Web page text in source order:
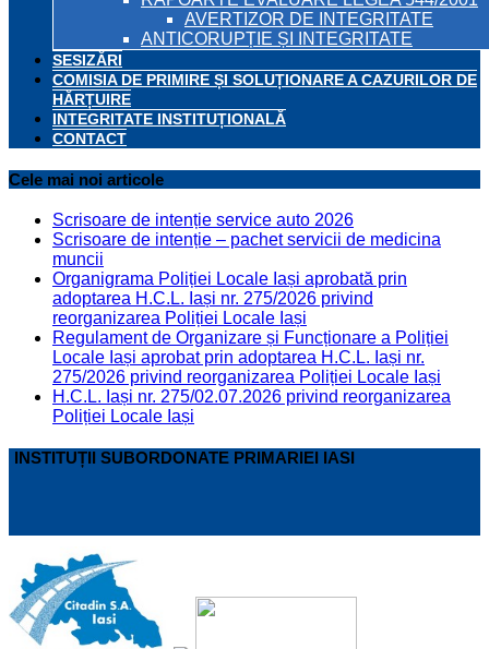
AVERTIZOR DE INTEGRITATE
ANTICORUPȚIE ȘI INTEGRITATE
SESIZĂRI
COMISIA DE PRIMIRE ȘI SOLUȚIONARE A CAZURILOR DE
HĂRȚUIRE
INTEGRITATE INSTITUȚIONALĂ
CONTACT
Cele mai noi articole
Scrisoare de intenție service auto 2026
Scrisoare de intenție – pachet servicii de medicina
muncii
Organigrama Poliției Locale Iași aprobată prin
adoptarea H.C.L. Iași nr. 275/2026 privind
reorganizarea Poliției Locale Iași
Regulament de Organizare și Funcționare a Poliției
Locale Iași aprobat prin adoptarea H.C.L. Iași nr.
275/2026 privind reorganizarea Poliției Locale Iași
H.C.L. Iași nr. 275/02.07.2026 privind reorganizarea
Poliției Locale Iași
INSTITUȚII SUBORDONATE PRIMARIEI IASI